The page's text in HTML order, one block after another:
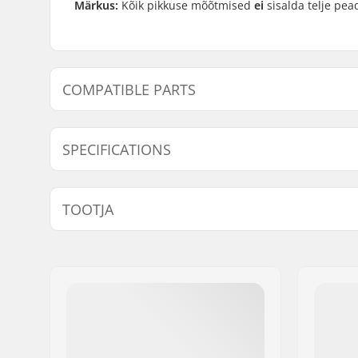
Märkus: Kõik pikkuse mõõtmised ei sisalda telje
COMPATIBLE PARTS
Leidke ühilduvad tooted Tempish 6mm Wheel
SPECIFICATIONS
Telgede läbimõõt: 6mm
TOOTJA